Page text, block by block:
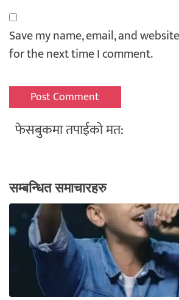
Save my name, email, and
for the next time I comment.
फेसबुकमा तपाईको मत:
सम्बन्धित समाचारहरु